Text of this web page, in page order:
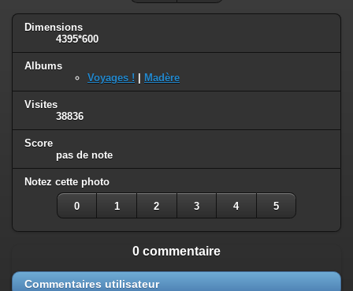
Dimensions
4395*600
Albums
Voyages !
Madère
Visites
38836
Score
pas de note
Notez cette photo
0 1 2 3 4 5
0 commentaire
Commentaires utilisateur